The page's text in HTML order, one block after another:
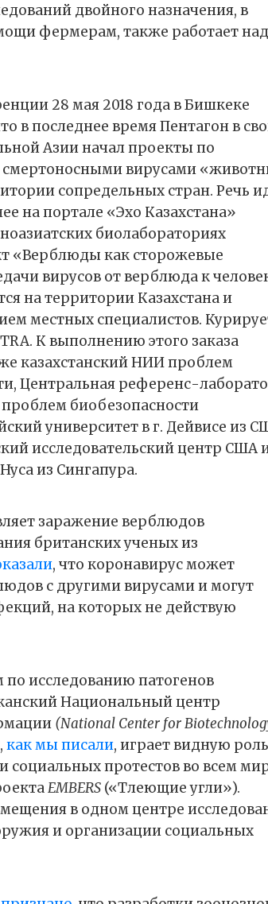
двойного назначения, в
фермерам, также работает над
28 мая 2018 года в Бишкеке
в последнее время Пентагон в
Азии начал проекты по
вирусами
сопредельных стран. Речь
на портале «Эхо Казахстана»
биолабораториях
«Верблюды как сторожевые
вирусов от верблюда к
на территории Казахстана и
местных специалистов.
К выполнению этого заказа
казахстанский НИИ проблем
Центральная референс-
биобезопасности
университет в г. Дейвисе из
исследовательский центр США
из Сингапура.
заражение верблюдов
британских ученых из
, что коронавирус может
с другими вирусами и могут
на которых не действую
исследованию патогенов
Национальный центр
(National Center for
как мы писали, играет видную
социальных протестов во всем
EMBERS («Тлеющие угли»).
в одном центре
и организации социальных